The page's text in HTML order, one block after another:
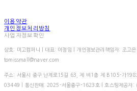
이용약관
개인정보처리방침
사업자정보확인
상호: 미고컴퍼니 | 대표: 이정임 | 개인정보관리책임자: 조
tomissmall@naver.com
주소: 서울시 중구 난계로15길 63, 제 비1층 제 B105-가198
03449 | 통신판매: 2025-서울중구-1623호 | 호스팅제공자: